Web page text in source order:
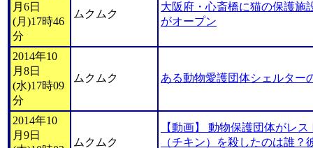
月6日
(月)17時46
分
ムクムク
大阪府・心斎橋に猫の保護施
がオープン
2014年10
月8日
(水)17時09
分
ムクムク ある動物愛護団体シェルター
2014年10
月9日
ムクムク
【動画】 動物保護団体がレ
（チキン）を殺したのは誰